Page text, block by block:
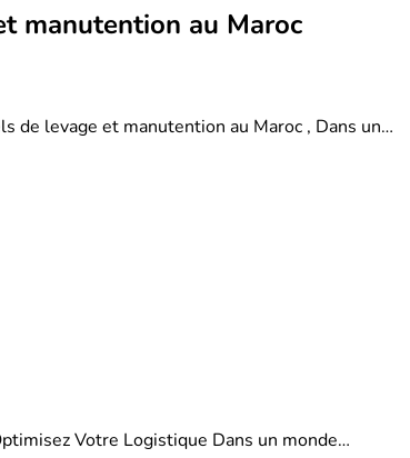
manutention au Maroc
de levage et manutention au Maroc , Dans un…
Votre Logistique Dans un monde…